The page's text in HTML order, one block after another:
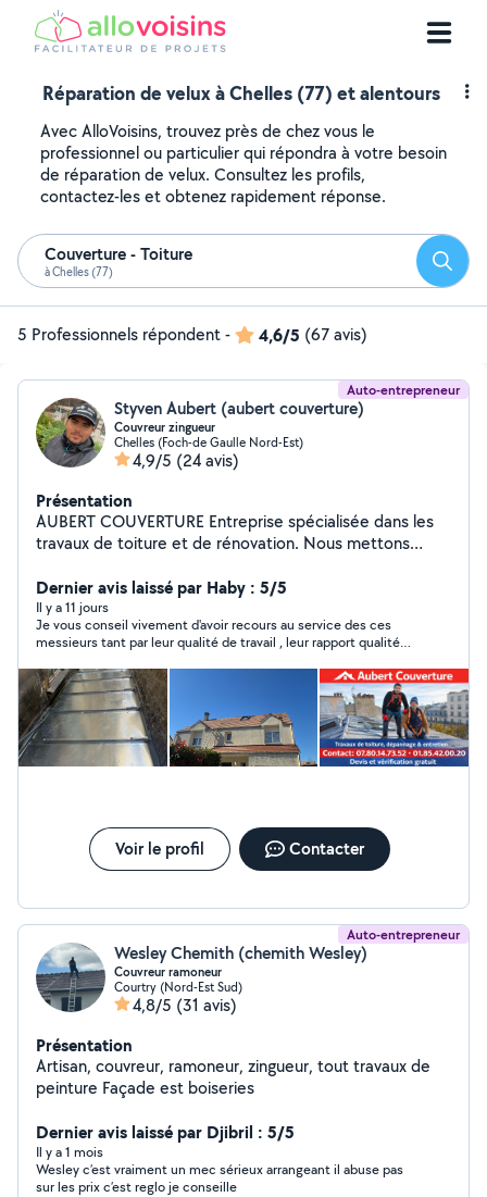
Réparation de velux à Chelles (77) et alentours
Avec AlloVoisins, trouvez près de chez vous le
professionnel ou particulier qui répondra à votre besoin
de réparation de velux. Consultez les profils,
contactez-les et obtenez rapidement réponse.
Couverture - Toiture
à Chelles (77)
5 Professionnels répondent- 4,6/5 (67 avis)
Auto-entrepreneur
Styven Aubert (aubert couverture)
Couvreur zingueur
Chelles (Foch-de Gaulle Nord-Est)
4,9/5 (24 avis)
Présentation
AUBERT COUVERTURE Entreprise spécialisée dans les
travaux de toiture et de rénovation. Nous mettons
* Nettoyage et démoussage de toiture * Traitement
hydrofuge * Réparation de toiture * Remplacement de
tuiles * Faîtage * Gouttières (PVC et zinc) * Zinguerie *
Pose et remplacement de Velux * Recherche et
réparation de fuites * Ravalement de façade * Peinture
extérieure Devis gratuit Intervention rapide Travail
soigné Vérification et déplacement 150
Dernier avis laissé par Haby : 5/5
Il y a 11 jours
Je vous conseil vivement d'avoir recours au service des ces
messieurs tant par leur qualité de travail , leur rapport qualité
votre intervention sur la toiture .
Voir le profil Contacter
Auto-entrepreneur
Wesley Chemith (chemith Wesley)
Couvreur ramoneur
Courtry (Nord-Est Sud)
4,8/5 (31 avis)
Présentation
Artisan, couvreur, ramoneur, zingueur, tout travaux de
peinture Façade est boiseries
Dernier avis laissé par Djibril : 5/5
Il y a 1 mois
Wesley c’est vraiment un mec sérieux arrangeant il abuse pas
sur les prix c’est reglo je conseille